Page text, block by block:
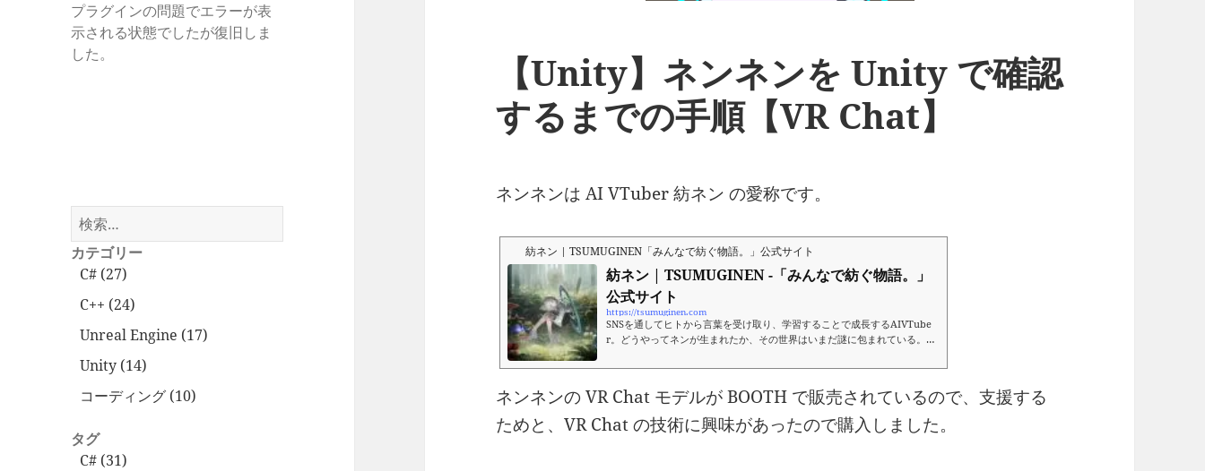
プラグインの問題でエラーが表
示される状態でしたが復旧しま
した。
検
索:
カテゴリー
C# (27)
C++ (24)
Unreal Engine (17)
Unity (14)
コーディング (10)
タグ
C# (31)
【Unity】ネンネンを Unity で確認
するまでの手順【VR Chat】
ネンネンは AI VTuber 紡ネン の愛称です。
紡ネン | TSUMUGINEN「みんなで紡ぐ物語。」公式サイト
紡ネン | TSUMUGINEN -「みんなで紡ぐ物語。」
公式サイト
https://tsumuginen.com
SNSを通してヒトから言葉を受け取り、学習することで成長するAIVTube
r。どうやってネンが生まれたか、その世界はいまだ謎に包まれている。今
挑戦をしていきます。
ネンネンの VR Chat モデルが BOOTH で販売されているので、支援する
ためと、VR Chat の技術に興味があったので購入しました。